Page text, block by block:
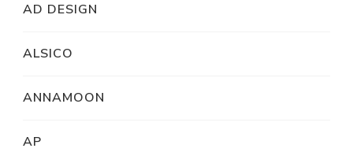
AD DESIGN
ALSICO
ANNAMOON
AP